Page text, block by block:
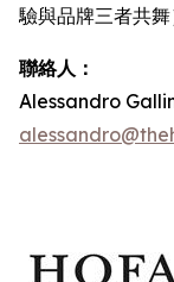
驗與品牌三者共舞
聯絡人：
Alessandro